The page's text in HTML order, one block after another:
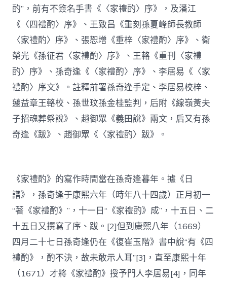
酌”，前有不簽名手書《〈家禮酌〉序》，及潘江
《〈四禮酌〉序》、王致昌《重刻孫夏峰師長教師
〈家禮酌〉序》、張恕增《重梓〈家禮酌〉序》、衛
榮光《孫征君〈家禮酌〉序》、王輅《重刊〈家禮
酌〉序》、孫奇逢《〈家禮酌〉序》、李居易《〈家
禮酌〉序文》。註釋前署孫奇逢手定、李居易校梓、
蘧益章王輅校、孫世玟孫金桂監判，后附《線嶺黃夫
子招魂葬祭說》、趙御眾《義田說》兩文，后又有孫
奇逢《跋》、趙御眾《〈家禮酌〉跋》。
《家禮酌》的寫作時間當在孫奇逢暮年。據《日
譜》，孫奇逢于康熙六年（時年八十四歲）正月初一
“著《家禮酌》”，十一日“《家禮酌》成”，十五日、二
十五日又撰寫了序、跋。[2]但到康熙八年（1669）
四月二十七日孫奇逢仍在《復崔玉階》書中說“有《四
禮酌》，酌不決，故未敢示人耳”[3]，直至康熙十年
（1671）才將《家禮酌》授予門人李居易[4]，同年